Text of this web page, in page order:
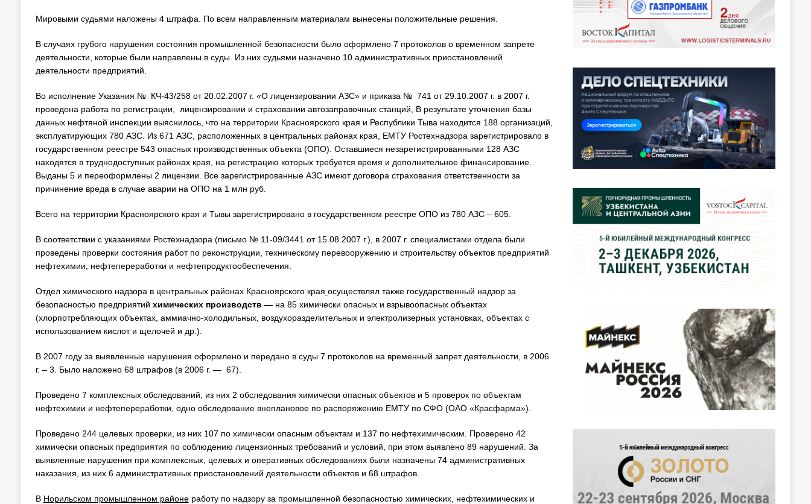
Мировыми судьями наложены 4 штрафа. По всем направленным материалам вынесены положительные решения.
В случаях грубого нарушения состояния промышленной безопасности было оформлено 7 протоколов о временном запрете
деятельности, которые были направлены в суды. Из них судьями назначено 10 административных приостановлений
деятельности предприятий.
Во исполнение Указания № КЧ-43/258 от 20.02.2007 г. «О лицензировании АЗС» и приказа № 741 от 29.10.2007 г. в 2007 г.
проведена работа по регистрации, лицензировании и страховании автозаправочных станций, В результате уточнения базы
данных нефтяной инспекции выяснилось, что на территории Красноярского края и Республики Тыва находится 188 организаций,
эксплуатирующих 780 АЗС. Из 671 АЗС, расположенных в центральных районах края, ЕМТУ Ростехнадзора зарегистрировало в
государственном реестре 543 опасных производственных объекта (ОПО). Оставшиеся незарегистрированными 128 АЗС
находятся в труднодоступных районах края, на регистрацию которых требуется время и дополнительное финансирование.
Выданы 5 и переоформлены 2 лицензии. Все зарегистрированные АЗС имеют договора страхования ответственности за
причинение вреда в случае аварии на ОПО на 1 млн руб.
Всего на территории Красноярского края и Тывы зарегистрировано в государственном реестре ОПО из 780 АЗС – 605.
В соответствии с указаниями Ростехнадзора (письмо № 11-09/3441 от 15.08.2007 г.), в 2007 г. специалистами отдела были
проведены проверки состояния работ по реконструкции, техническому перевооружению и строительству объектов предприятий
нефтехимии, нефтепереработки и нефтепродуктообеспечения.
Отдел химического надзора в центральных районах Красноярского края осуществлял также государственный надзор за
безопасностью предприятий химических производств — на 85 химически опасных и взрывоопасных объектах
(хлорпотребляющих объектах, аммиачно-холодильных, воздухоразделительных и электролизерных установках, объектах с
использованием кислот и щелочей и др.).
В 2007 году за выявленные нарушения оформлено и передано в суды 7 протоколов на временный запрет деятельности, в 2006
г. – 3. Было наложено 68 штрафов (в 2006 г. — 67).
Проведено 7 комплексных обследований, из них 2 обследования химически опасных объектов и 5 проверок по объектам
нефтехимии и нефтепереработки, одно обследование внеплановое по распоряжению ЕМТУ по СФО (ОАО «Красфарма»).
Проведено 244 целевых проверки, из них 107 по химически опасным объектам и 137 по нефтехимическим. Проверено 42
химически опасных предприятия по соблюдению лицензионных требований и условий, при этом выявлено 89 нарушений. За
выявленные нарушения при комплексных, целевых и оперативных обследованиях были назначены 74 административных
наказания, из них 6 административных приостановлений деятельности объектов и 68 штрафов.
В Норильском промышленном районеработу по надзору за промышленной безопасностью химических, нефтехимических и